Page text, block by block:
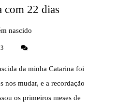
com 22 dias
nascido
da minha Catarina foi
nos mudar, e a recordação
os primeiros meses de